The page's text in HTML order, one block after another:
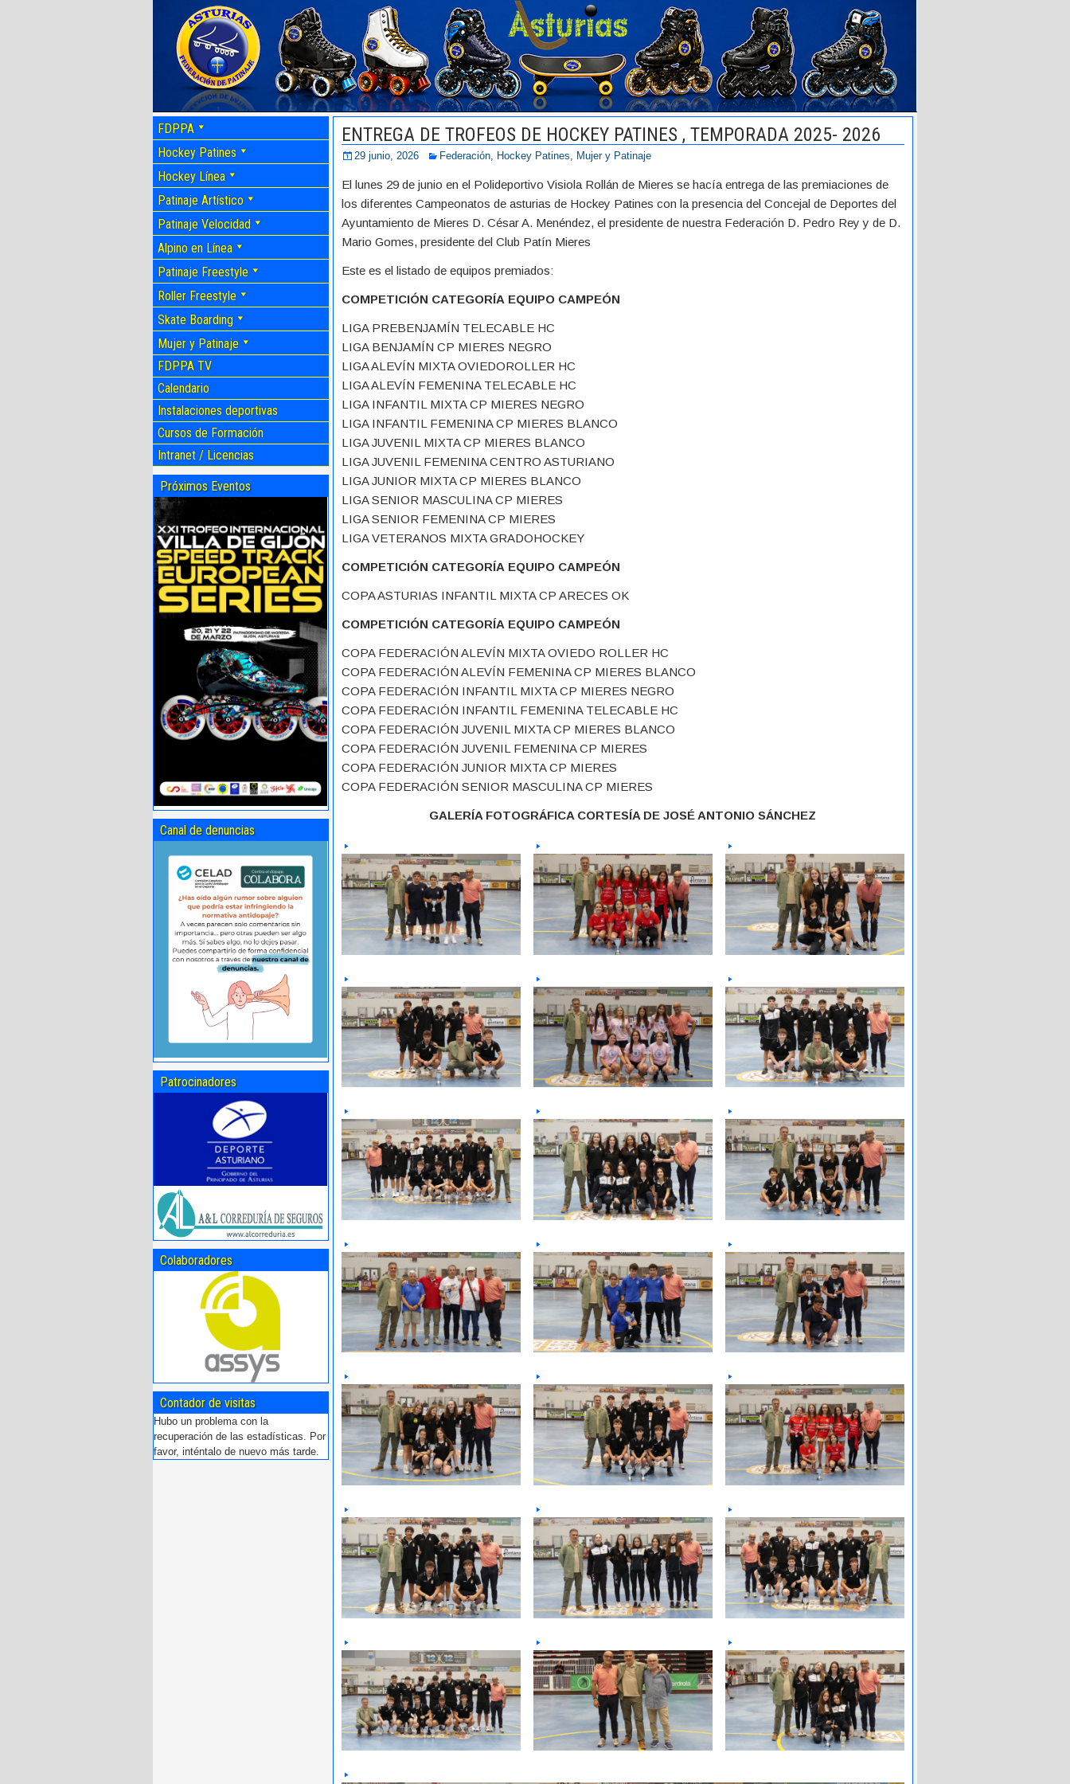
ENTREGA DE TROFEOS DE HOCKEY PATINES , TEMPORADA 2025- 2026
29 junio, 2026 Federación, Hockey Patines, Mujer y Patinaje
El lunes 29 de junio en el Polideportivo Visiola Rollán de Mieres se hacía entrega de las premiaciones de
los diferentes Campeonatos de asturias de Hockey Patines con la presencia del Concejal de Deportes del
Ayuntamiento de Mieres D. César A. Menéndez, el presidente de nuestra Federación D. Pedro Rey y de D.
Mario Gomes, presidente del Club Patín Mieres
Este es el listado de equipos premiados:
COMPETICIÓN CATEGORÍA EQUIPO CAMPEÓN
LIGA PREBENJAMÍN TELECABLE HC
LIGA BENJAMÍN CP MIERES NEGRO
LIGA ALEVÍN MIXTA OVIEDOROLLER HC
LIGA ALEVÍN FEMENINA TELECABLE HC
LIGA INFANTIL MIXTA CP MIERES NEGRO
LIGA INFANTIL FEMENINA CP MIERES BLANCO
LIGA JUVENIL MIXTA CP MIERES BLANCO
LIGA JUVENIL FEMENINA CENTRO ASTURIANO
LIGA JUNIOR MIXTA CP MIERES BLANCO
LIGA SENIOR MASCULINA CP MIERES
LIGA SENIOR FEMENINA CP MIERES
LIGA VETERANOS MIXTA GRADOHOCKEY
COMPETICIÓN CATEGORÍA EQUIPO CAMPEÓN
COPA ASTURIAS INFANTIL MIXTA CP ARECES OK
COMPETICIÓN CATEGORÍA EQUIPO CAMPEÓN
COPA FEDERACIÓN ALEVÍN MIXTA OVIEDO ROLLER HC
COPA FEDERACIÓN ALEVÍN FEMENINA CP MIERES BLANCO
COPA FEDERACIÓN INFANTIL MIXTA CP MIERES NEGRO
COPA FEDERACIÓN INFANTIL FEMENINA TELECABLE HC
COPA FEDERACIÓN JUVENIL MIXTA CP MIERES BLANCO
COPA FEDERACIÓN JUVENIL FEMENINA CP MIERES
COPA FEDERACIÓN JUNIOR MIXTA CP MIERES
COPA FEDERACIÓN SENIOR MASCULINA CP MIERES
GALERÍA FOTOGRÁFICA CORTESÍA DE JOSÉ ANTONIO SÁNCHEZ
FDPPA
Hockey Patines
Hockey Línea
Patinaje Artístico
Patinaje Velocidad
Alpino en Línea
Patinaje Freestyle
Roller Freestyle
Skate Boarding
Mujer y Patinaje
FDPPA TV
Calendario
Instalaciones deportivas
Cursos de Formación
Intranet / Licencias
Próximos Eventos
Canal de denuncias
Patrocinadores
Colaboradores
Contador de visitas
Hubo un problema con la
recuperación de las estadísticas. Por
favor, inténtalo de nuevo más tarde.